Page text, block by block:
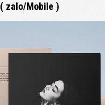
( zalo/Mobile )